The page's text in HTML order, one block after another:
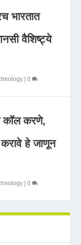
भारतात
वैशिष्ट्ये
|0
कॉल करणे,
हे जाणून
|0